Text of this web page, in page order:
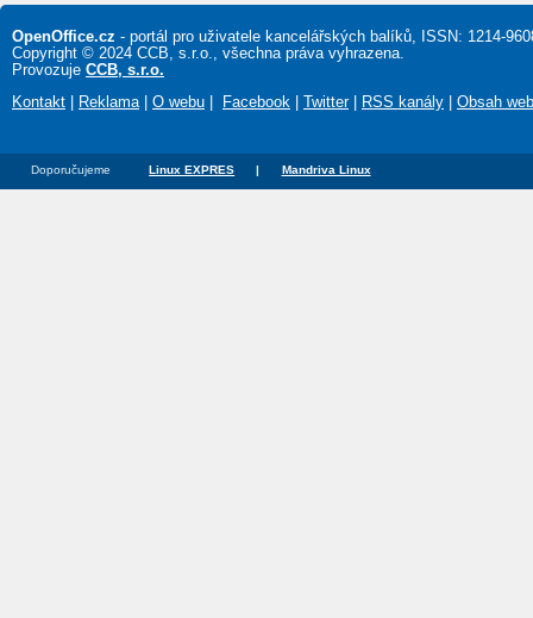
OpenOffice.cz - portál pro uživatele kancelářských balíků, ISSN: 1214-
Copyright © 2024 CCB, s.r.o., všechna práva vyhrazena.
Provozuje CCB, s.r.o.
Kontakt
Reklama O webu Facebook Twitter| RSS kanály Obsah
Doporučujeme Linux EXPRES | Mandriva Linux